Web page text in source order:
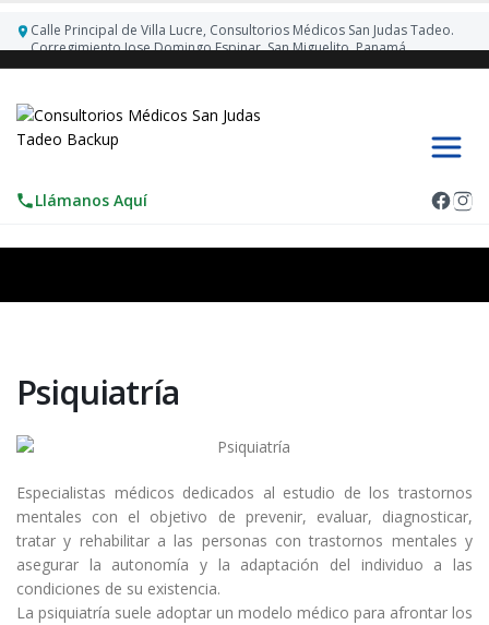
Calle Principal de Villa Lucre, Consultorios Médicos San Judas Tadeo.
Corregimiento Jose Domingo Espinar. San Miguelito, Panamá.
Llámanos Aquí
Psiquiatrí­a
Especialistas médicos dedicados al estudio de los trastornos
mentales con el objetivo de prevenir, evaluar, diagnosticar,
tratar y rehabilitar a las personas con trastornos mentales y
asegurar la autonomí­a y la adaptación del individuo a las
condiciones de su existencia.
La psiquiatrí­a suele adoptar un modelo médico para afrontar los